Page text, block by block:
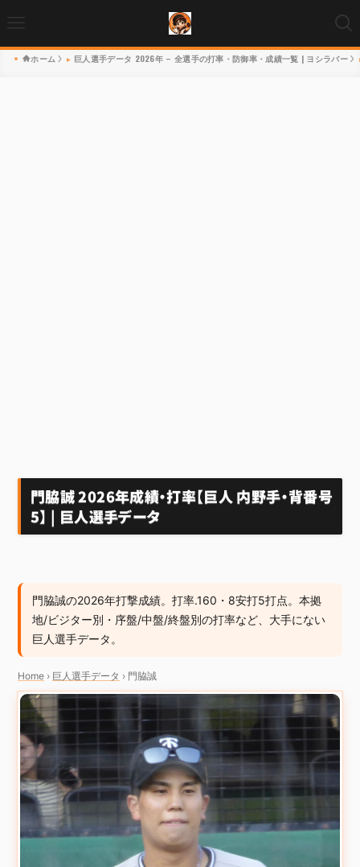
ホーム 巨人選手データ 2026年 – 全選手の打率・防御率・成績一覧 | ヨシラバー
門脇誠 2026年成績・打率【巨人 内野手・背番号
5】 | 巨人選手データ
門脇誠の2026年打撃成績。打率.160・8安打5打点。本拠
地/ビジター別・序盤/中盤/終盤別の打率など、大手にない
巨人選手データ。
Home › 巨人選手データ › 門脇誠